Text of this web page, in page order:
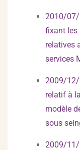
2010/07/
fixant les
relatives
services
2009/12/
relatif à
modèle
sous
2009/11/